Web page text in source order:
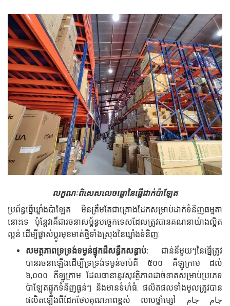
លក្ខណៈពិសេសលេចធ្លោនៃធ្នើដាក់ប៉ាឡែត
ប្រព័ន្ធធ្នើឃ្លាំងប៉ាឡែត មិនត្រឹមតែជាគ្រោងដែកសម្រាប់ដាក់ទំនិញធម្មតា
នោះទេ ប៉ុន្តែវាគឺជារចនាសម្ព័ន្ធបច្ចេកទេសដែលត្រូវបានគណនាយ៉ាងល្អិត
ល្អន់ ដើម្បីផ្លាស់ប្តូរមុខមាត់ថ្មីទាំងស្រុងនៃឃ្លាំងទំនិញ:
សមត្ថភាពទ្រទ្រង់ទម្ងន់ផ្ទុកដ៏សន្ធឹកសន្ធាប់: ជាន់នីមួយៗនៃធ្នើត្រូវ
បានរចនាឡើងដើម្បីទ្រទ្រង់ទម្ងន់ចាប់ពី ៥០០ គីឡូក្រាម ដល់
៦,០០០ គីឡូក្រាម ដែលធានានូវសុវត្ថិភាពដាច់ខាតសម្រាប់ប្រភេទ
ប៉ាឡែតផ្ទុកទំនិញធ្ងន់ៗ និងមានទំហំធំ. ផលិតផលទាំងមូលត្រូវបាន
ផលិតឡើងពីដែកថែបគុណភាពខ្ពស់ លាបថ្នាំម្សៅ جام جام